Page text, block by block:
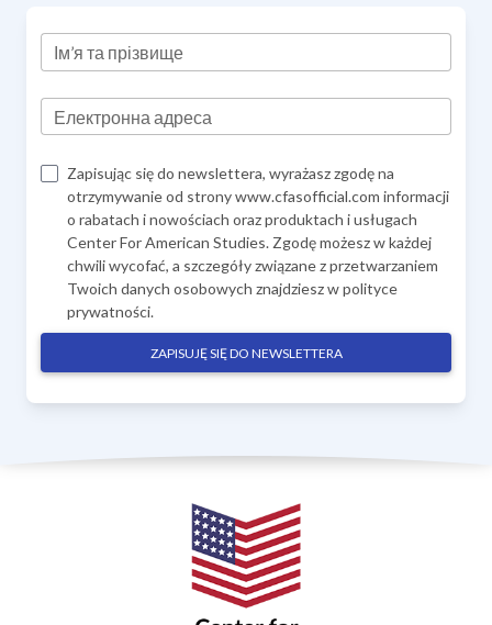
Ім’я та прізвище
Електронна адреса
Zapisując się do newslettera, wyrażasz zgodę na
otrzymywanie od strony www.cfasofficial.com informacji
o rabatach i nowościach oraz produktach i usługach
Center For American Studies. Zgodę możesz w każdej
chwili wycofać, a szczegóły związane z przetwarzaniem
Twoich danych osobowych znajdziesz wpolityce
prywatności.
ZAPISUJĘ SIĘ DO NEWSLETTERA